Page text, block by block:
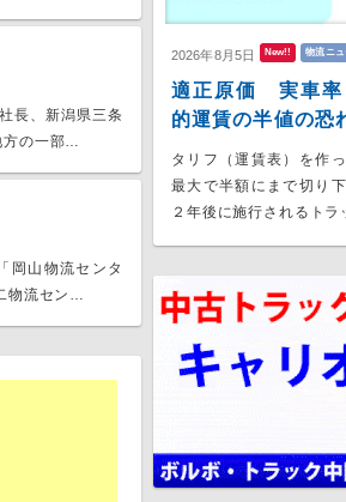
長、新潟県三条
の一部…
岡山物流センタ
物流セン…
2026年8月5日 New!! 物流ニュ
適正原価 実車率
的運賃の半値の恐
タリフ（運賃表）を作
最大で半額にまで切り
２年後に施行されるトラ